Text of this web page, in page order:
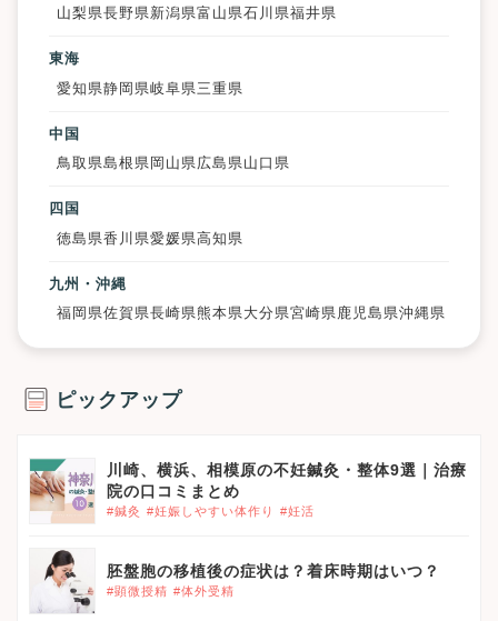
山梨県長野県新潟県富山県石川県福井県
東海
愛知県静岡県岐阜県 三重県
中国
鳥取県島根県 岡山県広島県山口県
四国
徳島県香川県愛媛県高知県
九州・沖縄
福岡県佐賀県長崎県熊本県大分県宮崎県鹿児島県沖縄県
ピックアップ
川崎、横浜、相模原の不妊鍼灸・整体9選｜治療
院の口コミまとめ
#鍼灸 #妊娠しやすい体作り #妊活
胚盤胞の移植後の症状は？着床時期はいつ？
#顕微授精 #体外受精